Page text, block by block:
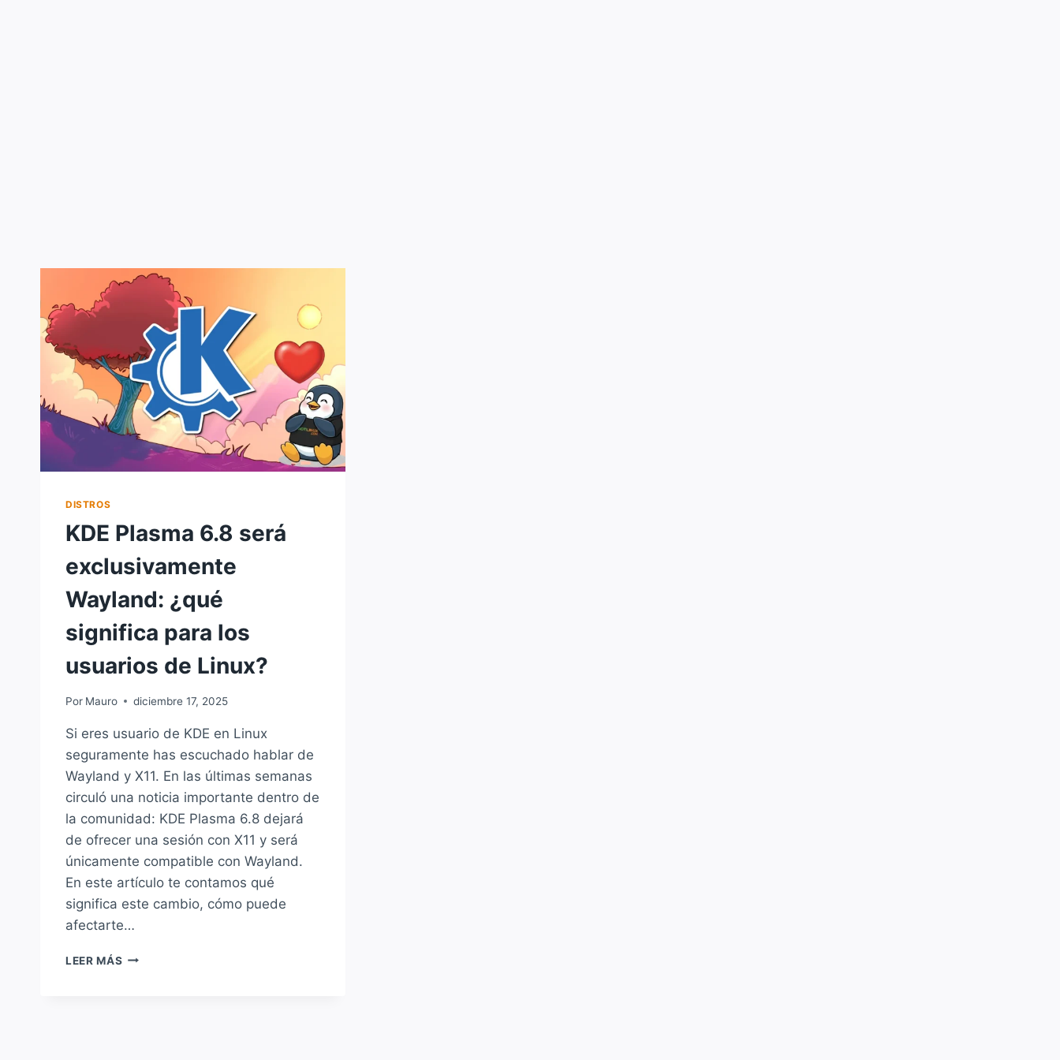
DISTROS
KDE Plasma 6.8 será
exclusivamente
Wayland: ¿qué
significa para los
usuarios de Linux?
Por Mauro diciembre 17, 2025
Si eres usuario de KDE en Linux
seguramente has escuchado hablar de
Wayland y X11. En las últimas semanas
circuló una noticia importante dentro de
la comunidad: KDE Plasma 6.8 dejará
de ofrecer una sesión con X11 y será
únicamente compatible con Wayland.
En este artículo te contamos qué
significa este cambio, cómo puede
afectarte…
LEER MÁS KDE